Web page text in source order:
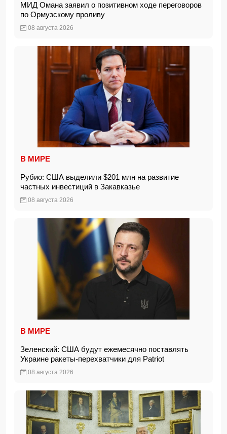
МИД Омана заявил о позитивном ходе переговоров
по Ормузскому проливу
08 августа 2026
В МИРЕ
Рубио: США выделили $201 млн на развитие
частных инвестиций в Закавказье
08 августа 2026
В МИРЕ
Зеленский: США будут ежемесячно поставлять
Украине ракеты-перехватчики для Patriot
08 августа 2026